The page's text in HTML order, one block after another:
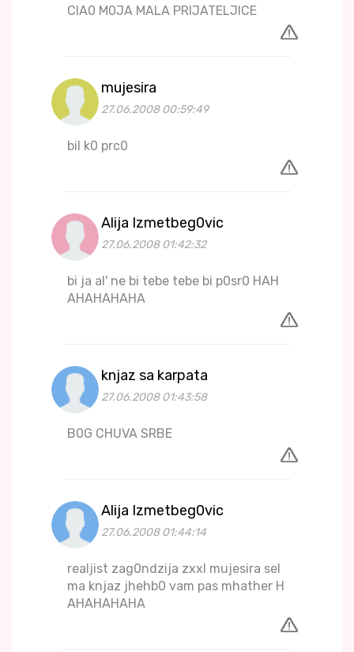
CIA0 M0JA MALA PRIJATELJICE
mujesira
27.06.2008 00:59:49
bil k0 prc0
Alija Izmetbeg0vic
27.06.2008 01:42:32
bi ja al' ne bi tebe tebe bi p0sr0 HAH
AHAHAHAHA
knjaz sa karpata
27.06.2008 01:43:58
B0G CHUVA SRBE
Alija Izmetbeg0vic
27.06.2008 01:44:14
realjist zag0ndzija zxxl mujesira sel
ma knjaz jhehb0 vam pas mhather H
AHAHAHAHA